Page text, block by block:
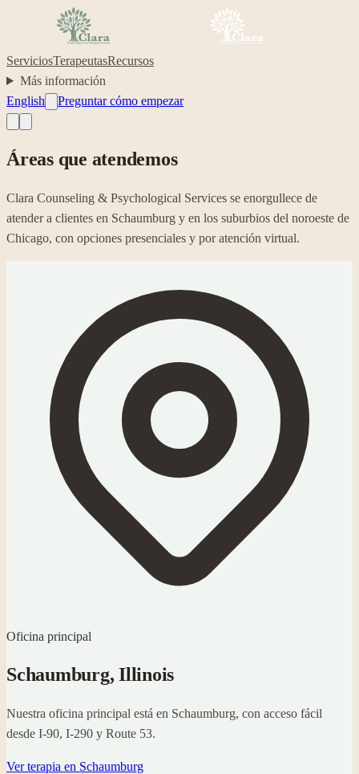
ServiciosTerapeutasRecursos
Más información
English
Preguntar cómo empezar
Áreas que atendemos
Clara Counseling & Psychological Services se enorgullece de
atender a clientes en Schaumburg y en los suburbios del noroeste de
Chicago, con opciones presenciales y por atención virtual.
Oficina principal
Schaumburg, Illinois
Nuestra oficina principal está en Schaumburg, con acceso fácil
desde I-90, I-290 y Route 53.
Ver terapia en Schaumburg